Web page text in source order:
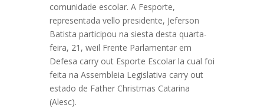
comunidade escolar. A Fesporte,
representada vello presidente, Jeferson
Batista participou na siesta desta quarta-
feira, 21, weil Frente Parlamentar em
Defesa carry out Esporte Escolar la cual foi
feita na Assembleia Legislativa carry out
estado de Father Christmas Catarina
(Alesc).